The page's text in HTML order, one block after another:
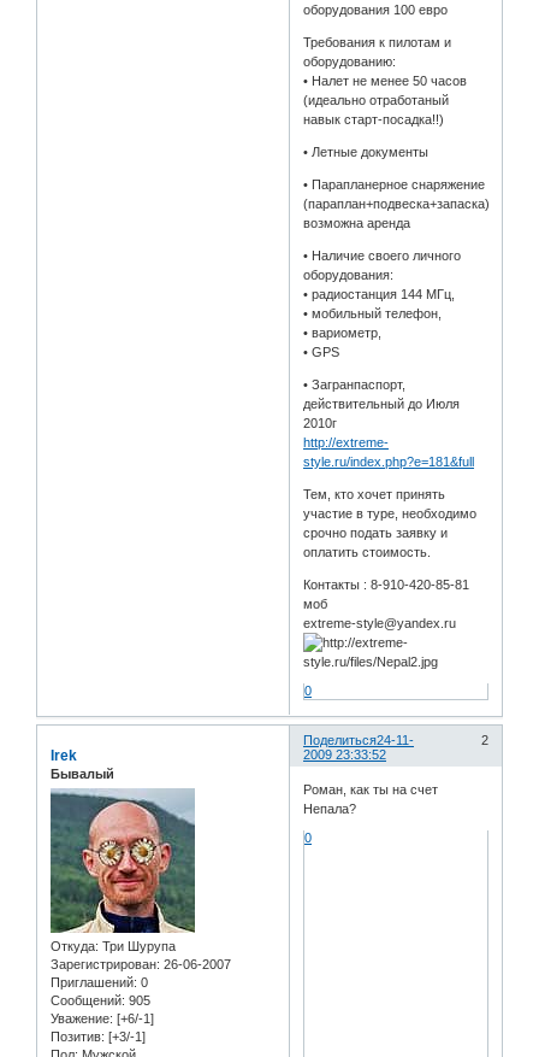
оборудования 100 евро
Требования к пилотам и
оборудованию:
• Налет не менее 50 часов
(идеально отработаный
навык старт-посадка!!)
• Летные документы
• Парапланерное снаряжение
(параплан+подвеска+запаска),
возможна аренда
• Наличие своего личного
оборудования:
• радиостанция 144 МГц,
• мобильный телефон,
• вариометр,
• GPS
• Загранпаспорт,
действительный до Июля
2010г
http://extreme-
style.ru/index.php?e=181&full
Тем, кто хочет принять
участие в туре, необходимо
срочно подать заявку и
оплатить стоимость.
Контакты : 8-910-420-85-81
моб
extreme-style@yandex.ru
0
Поделиться 2
24-11-
2009 23:33:52
Irek
Бывалый
Откуда: Три Шурупа
Зарегистрирован: 26-06-2007
Приглашений: 0
Сообщений: 905
Уважение: [+6/-1]
Позитив: [+3/-1]
Роман, как ты на счет
Непала?
0